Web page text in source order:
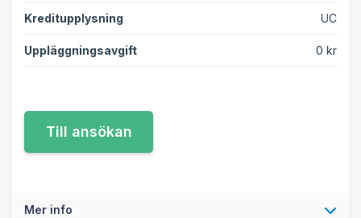
Kreditupplysning UC
Uppläggningsavgift 0 kr
Mer info